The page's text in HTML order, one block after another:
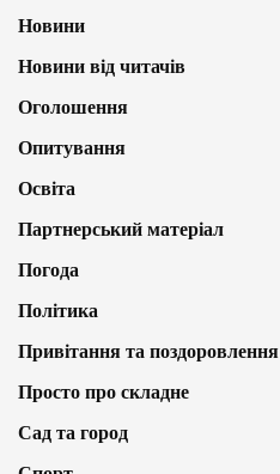
Новини
Новини від читачів
Оголошення
Опитування
Освіта
Партнерський матеріал
Погода
Політика
Привітання та поздоровлення
Просто про складне
Сад та город